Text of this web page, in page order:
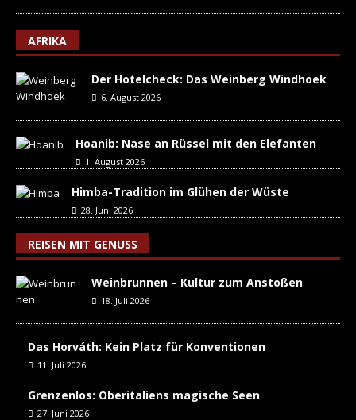
AFRIKA
Der Hotelcheck: Das Weinberg Windhoek
6. August 2026
Hoanib: Nase an Rüssel mit den Elefanten
1. August 2026
Himba-Tradition im Glühen der Wüste
28. Juni 2026
REISEN MIT GENUSS
Weinbrunnen – Kultur zum Anstoßen
18. Juli 2026
Das Horváth: Kein Platz für Konventionen
11. Juli 2026
Grenzenlos: Oberitaliens magische Seen
27. Juni 2026